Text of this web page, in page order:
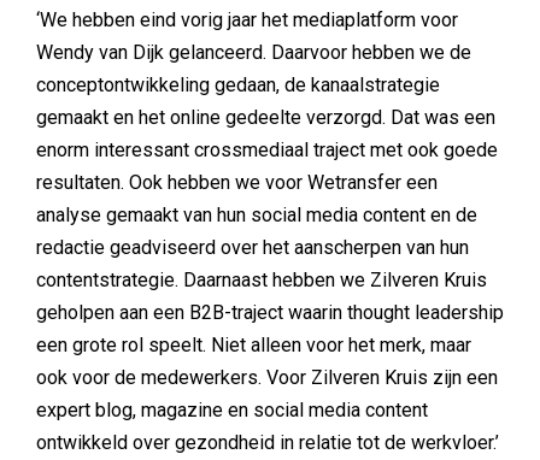
‘We hebben eind vorig jaar het mediaplatform voor
Wendy van Dijk gelanceerd. Daarvoor hebben we de
conceptontwikkeling gedaan, de kanaalstrategie
gemaakt en het online gedeelte verzorgd. Dat was een
enorm interessant crossmediaal traject met ook goede
resultaten. Ook hebben we voor Wetransfer een
analyse gemaakt van hun social media content en de
redactie geadviseerd over het aanscherpen van hun
contentstrategie. Daarnaast hebben we Zilveren Kruis
geholpen aan een B2B-traject waarin thought leadership
een grote rol speelt. Niet alleen voor het merk, maar
ook voor de medewerkers. Voor Zilveren Kruis zijn een
expert blog, magazine en social media content
ontwikkeld over gezondheid in relatie tot de werkvloer.’